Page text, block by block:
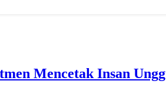
Mencetak Insan